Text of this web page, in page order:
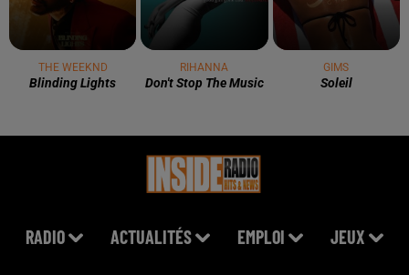
THE WEEKND
Blinding Lights
RIHANNA
Don't Stop The Music
GIMS
Soleil
RADIO ACTUALITÉS EMPLOI JEUX